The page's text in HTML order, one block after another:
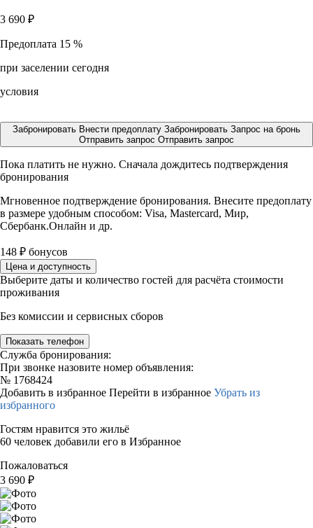
3 690 ₽
Предоплата 15 %
при заселении сегодня
условия
Забронировать Внести предоплату Забронировать Запрос на бронь
Отправить запрос Отправить запрос
Пока платить не нужно. Сначала дождитесь подтверждения
бронирования
Мгновенное подтверждение бронирования. Внесите предоплату
в размере удобным способом: Visa, Mastercard, Мир,
Сбербанк.Онлайн и др.
148 ₽ бонусов
Цена и доступность
Выберите даты и количество гостей для расчёта стоимости
проживания
Без комиссии и сервисных сборов
Показать телефон
Служба бронирования:
При звонке назовите номер объявления:
№ 1768424
Добавить в избранное Перейти в избранное Убрать из
избранного
Гостям нравится это жильё
60 человек добавили его в Избранное
Пожаловаться
3 690 ₽